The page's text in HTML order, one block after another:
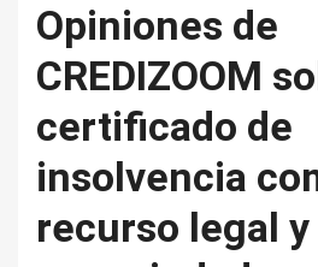
Opiniones de
CREDIZOOM
certificado de
insolvencia
recurso legal y